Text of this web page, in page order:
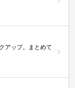
アップ。まとめて